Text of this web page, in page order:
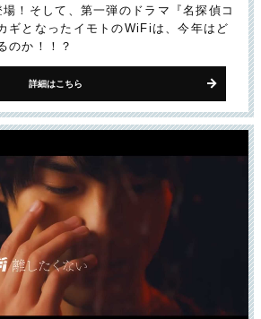
！そして、第一弾のドラマ『名探偵コ
ギとなったイモトのWiFiは、今年はど
のか！！？
詳細はこちら